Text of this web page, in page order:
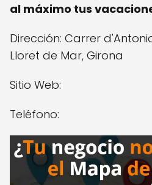
al máximo tus
Dirección: Carrer
Lloret de Mar, Girona
Sitio Web:
Teléfono: